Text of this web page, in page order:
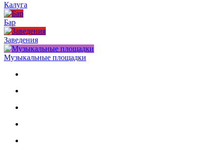
Калуга
Бар
Заведения
Музыкальные площадки